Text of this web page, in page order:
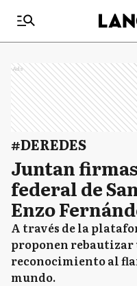
Ads
#DEREDES
Juntan
federal de
Enzo
A través de la
proponen rebautizar
reconocimiento al
mundo.